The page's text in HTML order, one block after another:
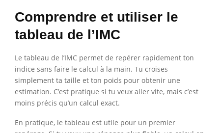
Comprendre et utiliser le
tableau de l’IMC
Le tableau de l’IMC permet de repérer rapidement ton
indice sans faire le calcul à la main. Tu croises
simplement ta taille et ton poids pour obtenir une
estimation. C’est pratique si tu veux aller vite, mais c’est
moins précis qu’un calcul exact.
En pratique, le tableau est utile pour un premier